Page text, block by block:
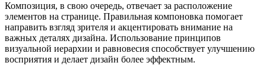
Композиция, в свою очередь, отвечает за расположение
элементов на странице. Правильная компоновка помогает
направить взгляд зрителя и акцентировать внимание на
важных деталях дизайна. Использование принципов
визуальной иерархии и равновесия способствует улучшению
восприятия и делает дизайн более эффектным.